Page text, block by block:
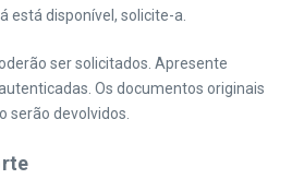
está disponível, solicite-a.
ser solicitados. Apresente
Os documentos originais
serão devolvidos.